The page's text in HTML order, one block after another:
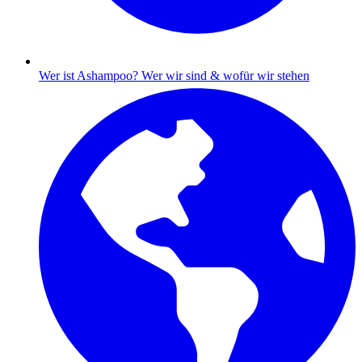
Wer ist Ashampoo? Wer wir sind & wofür wir stehen